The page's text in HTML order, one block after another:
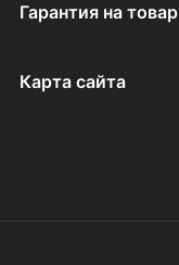
Гарантия на товар
Карта сайта